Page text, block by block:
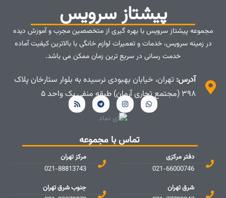
پیشتاز سرویس
مجموعه پیشتاز سرویس با بهره گیری از متخصصین مجرب و آموزش دیده
در زمینه سرویس، خدمات و تعمیرات لوازم خانگی با بالاترین کیفیت آماده
خدمت رسانی در سریع ترین زمان ممکن می باشد.
آدرس: تهران، خیابان بهبودی نرسیده به بلوار ستارخان پلاک
۳۹۸ (مجتمع تجاری آرمان) طبقه منفی یک واحد ۵
تماس با مجموعه
دفتر مرکزی
021-66000746
شرق تهران
مرکز تهران
021-88813743
جنوب شرق تهران